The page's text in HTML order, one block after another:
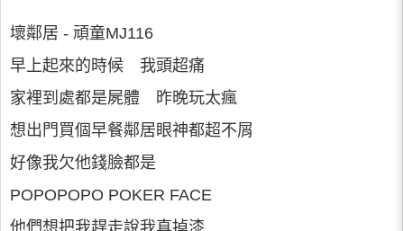
壞鄰居 - 頑童MJ116
早上起來的時候 我頭超痛
家裡到處都是屍體 昨晚玩太瘋
想出門買個早餐鄰居眼神都超不屑
好像我欠他錢臉都是
POPOPOPO POKER FACE
他們想把我趕走說我真掉漆